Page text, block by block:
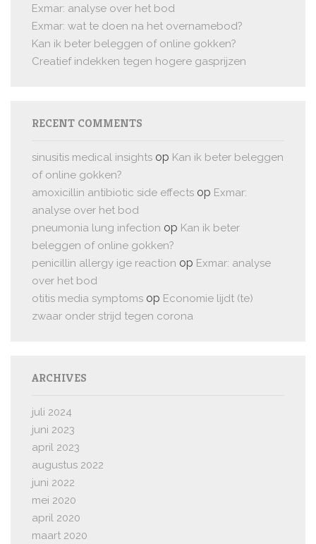
Exmar: analyse over het bod
Exmar: wat te doen na het overnamebod?
Kan ik beter beleggen of online gokken?
Creatief indekken tegen hogere gasprijzen
RECENT COMMENTS
sinusitis medical insights op Kan ik beter beleggen
of online gokken?
amoxicillin antibiotic side effects op Exmar:
analyse over het bod
pneumonia lung infection op Kan ik beter
beleggen of online gokken?
penicillin allergy ige reaction op Exmar: analyse
over het bod
otitis media symptoms op Economie lijdt (te)
zwaar onder strijd tegen corona
ARCHIVES
juli 2024
juni 2023
april 2023
augustus 2022
juni 2022
mei 2020
april 2020
maart 2020